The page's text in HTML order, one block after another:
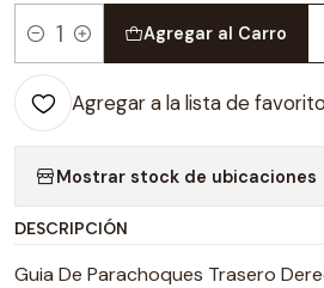
Cantidad
Agregar al Carro
Agregar a la lista de
Mostrar stock de ubicaciones
DESCRIPCIÓN
Guia De Parachoques Trasero